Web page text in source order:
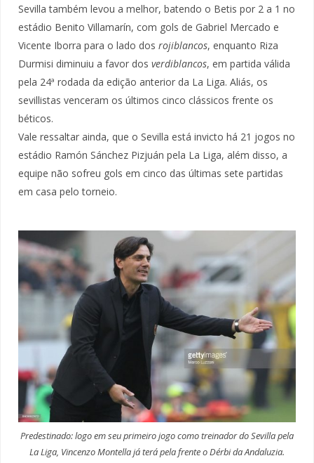
Sevilla também levou a melhor, batendo o Betis por 2 a 1 no
estádio Benito Villamarín, com gols de Gabriel Mercado e
Vicente Iborra para o lado dos rojiblancos, enquanto Riza
Durmisi diminuiu a favor dos verdiblancos, em partida válida
pela 24ª rodada da edição anterior da La Liga. Aliás, os
sevillistas venceram os últimos cinco clássicos frente os
béticos.
Vale ressaltar ainda, que o Sevilla está invicto há 21 jogos no
estádio Ramón Sánchez Pizjuán pela La Liga, além disso, a
equipe não sofreu gols em cinco das últimas sete partidas
em casa pelo torneio.
Predestinado: logo em seu primeiro jogo como treinador do Sevilla pela
La Liga, Vincenzo Montella já terá pela frente o Dérbi da Andaluzia.